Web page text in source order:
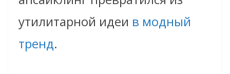
утилитарной идеи в модный
тренд.